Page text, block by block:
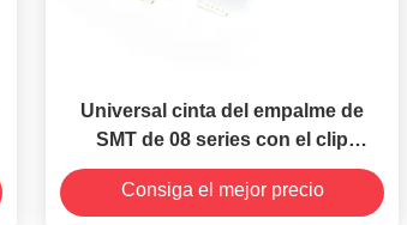
Universal cinta del empalme de
SMT de 08 series con el clip
conveniente para toda la cinta del
portador de los tamaños
Consiga el mejor precio